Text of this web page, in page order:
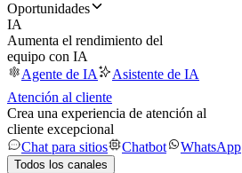
Oportunidades
IA
Aumenta el rendimiento del
equipo con IA
Agente de IA
Asistente de IA
Atención al cliente
Crea una experiencia de atención al
cliente excepcional
Chat para sitios
Chatbot WhatsApp
Todos los canales